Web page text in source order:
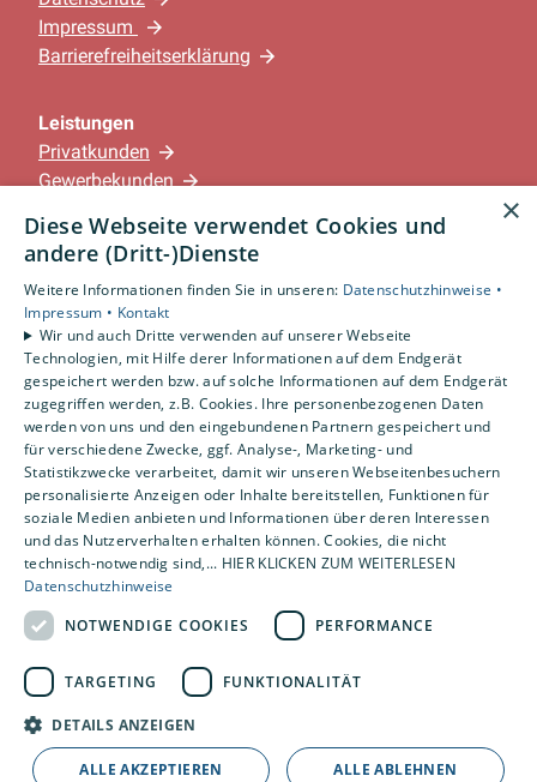
Impressum
Barrierefreiheitserklärung
Leistungen
Privatkunden
Gewerbekunden
Unternehmen
Standorte
Löningen-Wachtum
Um externe HTML-Inhalte anzuzeigen, benötigen
wir Ihre Einwilligung.
Weitere Informationen finden Sie in unserer
Datenschutzerklärung.
COOKIE-EINSTELLUNGEN ÖFFNEN
×
Diese Webseite verwendet Cookies und
andere (Dritt-)Dienste
Weitere Informationen finden Sie in unseren: Datenschutzhinweise •
Impressum • Kontakt
Wir und auch Dritte verwenden auf unserer Webseite
Technologien, mit Hilfe derer Informationen auf dem Endgerät
gespeichert werden bzw. auf solche Informationen auf dem Endgerät
zugegriffen werden, z.B. Cookies. Ihre personenbezogenen Daten
werden von uns und den eingebundenen Partnern gespeichert und
für verschiedene Zwecke, ggf. Analyse-, Marketing- und
Statistikzwecke verarbeitet, damit wir unseren Webseitenbesuchern
personalisierte Anzeigen oder Inhalte bereitstellen, Funktionen für
soziale Medien anbieten und Informationen über deren Interessen
und das Nutzerverhalten erhalten können. Cookies, die nicht
technisch-notwendig sind,... HIER KLICKEN ZUM WEITERLESEN
Datenschutzhinweise
NOTWENDIGE COOKIES
PERFORMANCE
TARGETING FUNKTIONALITÄT
DETAILS ANZEIGEN
ALLE AKZEPTIEREN ALLE ABLEHNEN